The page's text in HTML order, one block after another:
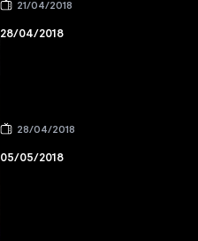
21/04/2018
28/04/2018
28/04/2018
05/05/2018